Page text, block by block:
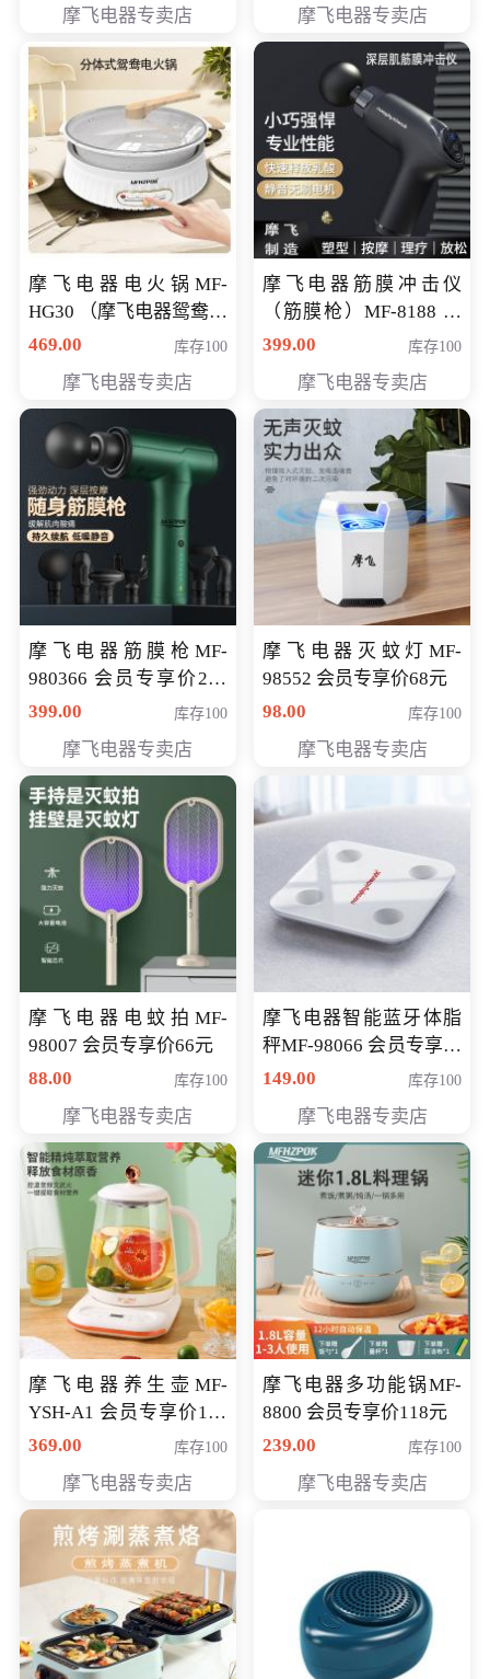
摩飞电器专卖店 摩飞电器专卖店
摩飞电器电火锅MF-
HG30 （摩飞电器鸳鸯锅
MF-HG30 ） 会员专享价
469.00 库存100
摩飞电器专卖店
摩飞电器筋膜冲击仪
（筋膜枪）MF-8188 会
员专享价268元
399.00 库存100
摩飞电器专卖店
摩飞电器筋膜枪MF-
980366 会员专享价299
元
399.00 库存100
摩飞电器专卖店
摩飞电器灭蚊灯MF-
98552 会员专享价68元
98.00
库存100
摩飞电器专卖店
摩飞电器电蚊拍MF-
98007 会员专享价66元
88.00
库存100
摩飞电器专卖店
摩飞电器智能蓝牙体脂
秤MF-98066 会员专享价
98元
149.00 库存100
摩飞电器专卖店
摩飞电器养生壶MF-
YSH-A1 会员专享价198
元
369.00 库存100
摩飞电器专卖店
摩飞电器多功能锅MF-
8800 会员专享价118元
239.00
库存100
摩飞电器专卖店